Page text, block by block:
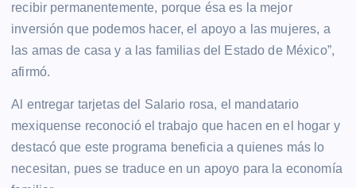
recibir permanentemente, porque ésa es la mejor
inversión que podemos hacer, el apoyo a las mujeres, a
las amas de casa y a las familias del Estado de México”,
afirmó.
Al entregar tarjetas del Salario rosa, el mandatario
mexiquense reconoció el trabajo que hacen en el hogar y
destacó que este programa beneficia a quienes más lo
necesitan, pues se traduce en un apoyo para la economía